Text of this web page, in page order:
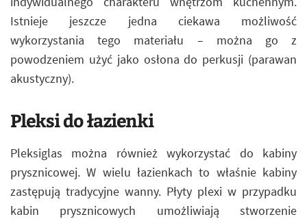
Istnieje jeszcze jedna ciekawa możliwość
wykorzystania tego materiału – można go z
powodzeniem użyć jako osłona do perkusji (parawan
akustyczny).
Pleksi do łazienki
Pleksiglas można również wykorzystać do kabiny
prysznicowej. W wielu łazienkach to właśnie kabiny
zastępują tradycyjne wanny. Płyty plexi w przypadku
kabin prysznicowych umożliwiają stworzenie